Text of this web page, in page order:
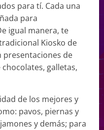
para tí. Cada una
para
igual manera, te
Kiosko de
presentaciones de
chocolates, galletas,
de los mejores y
pavos, piernas y
y demás; para